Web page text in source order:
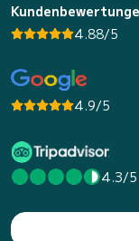
4.88/5
4.9/5
4.3/5